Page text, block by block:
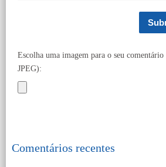
Escolha uma imagem para o seu
JPEG):
Comentários recentes